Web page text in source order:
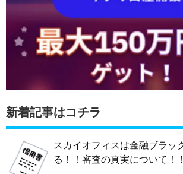
新着記事はコチラ
スカイオフィスは金融ブラッ
る！！審査の真実について！！